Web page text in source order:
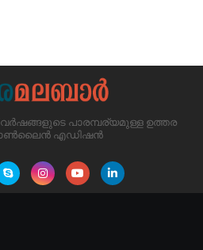
വർഷങ്ങളുടെ പാരമ്പര്യമുള്ള ഉത്തര
എഡിഷൻ